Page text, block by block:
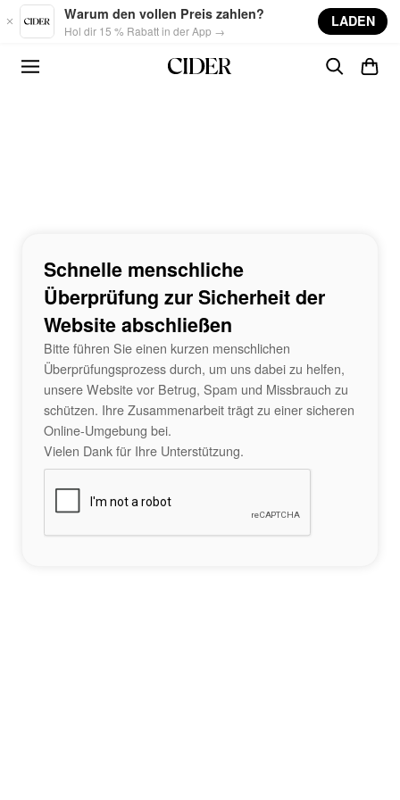
Skip to main content
Warum den vollen Preis zahlen?
Hol dir 15 % Rabatt in der App →
LADEN
Schnelle menschliche
Überprüfung zur Sicherheit der
Website abschließen
Bitte führen Sie einen kurzen menschlichen
Überprüfungsprozess durch, um uns dabei zu helfen,
unsere Website vor Betrug, Spam und Missbrauch zu
schützen. Ihre Zusammenarbeit trägt zu einer sicheren
Online-Umgebung bei.
Vielen Dank für Ihre Unterstützung.